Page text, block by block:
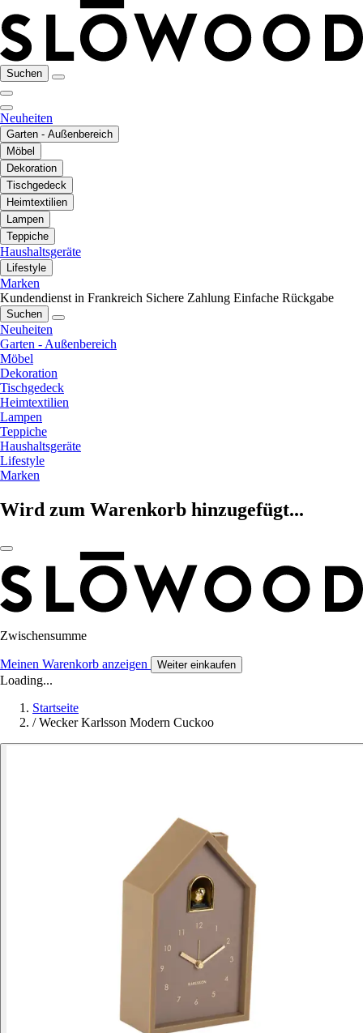
Suchen
Neuheiten
Garten - Außenbereich
Möbel
Dekoration
Tischgedeck
Heimtextilien
Lampen
Teppiche
Haushaltsgeräte
Lifestyle
Marken
Kundendienst in Frankreich Sichere Zahlung Einfache Rückgabe
Suchen
Neuheiten
Garten - Außenbereich
Möbel
Dekoration
Tischgedeck
Heimtextilien
Lampen
Teppiche
Haushaltsgeräte
Lifestyle
Marken
Wird zum Warenkorb hinzugefügt...
Zwischensumme
Meinen Warenkorb anzeigen Weiter einkaufen
Loading...
Startseite
/ Wecker Karlsson Modern Cuckoo